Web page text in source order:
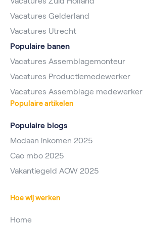
Vacatures Gelderland
Vacatures Utrecht
Populaire banen
Vacatures Assemblagemonteur
Vacatures Productiemedewerker
Vacatures Assemblage medewerker
Populaire artikelen
Populaire blogs
Modaan inkomen 2025
Cao mbo 2025
Vakantiegeld AOW 2025
Hoe wij werken
Home